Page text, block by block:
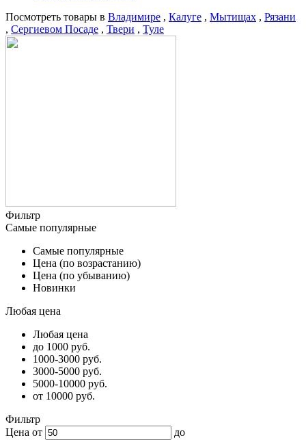
Посмотреть товары в Владимире , Калуге , Мытищах , Рязани
, Сергиевом Посаде , Твери , Туле
Фильтр
Самые популярные
Самые популярные
Цена (по возрастанию)
Цена (по убыванию)
Новинки
Любая цена
Любая цена
до 1000 руб.
1000-3000 руб.
3000-5000 руб.
5000-10000 руб.
от 10000 руб.
Фильтр
Цена от
до